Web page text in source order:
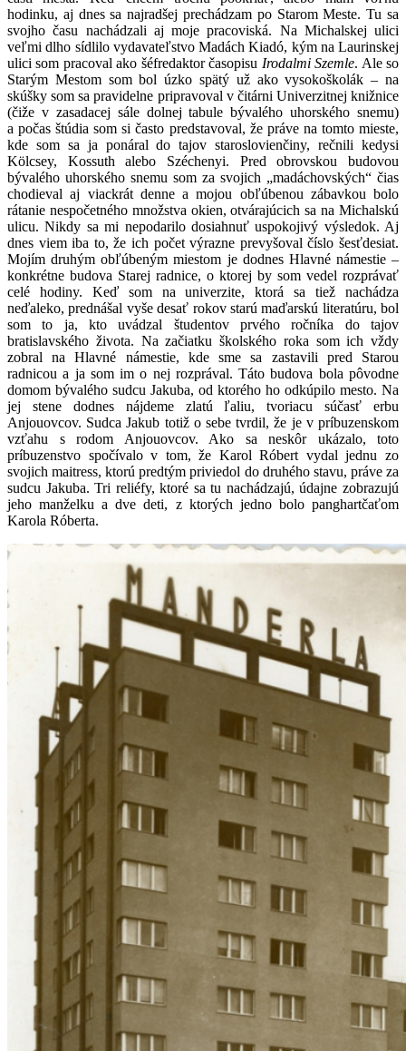
hodinku, aj dnes sa najradšej prechádzam po Starom Meste. Tu sa
svojho času nachádzali aj moje pracoviská. Na Michalskej ulici
veľmi dlho sídlilo vydavateľstvo Madách Kiadó, kým na Laurinskej
ulici som pracoval ako šéfredaktor časopisu Irodalmi Szemle. Ale so
Starým Mestom som bol úzko spätý už ako vysokoškolák – na
skúšky som sa pravidelne pripravoval v čitárni Univerzitnej knižnice
(čiže v zasadacej sále dolnej tabule bývalého uhorského snemu)
a počas štúdia som si často predstavoval, že práve na tomto mieste,
kde som sa ja ponáral do tajov staroslovienčiny, rečnili kedysi
Kölcsey, Kossuth alebo Széchenyi. Pred obrovskou budovou
bývalého uhorského snemu som za svojich „madáchovských“ čias
chodieval aj viackrát denne a mojou obľúbenou zábavkou bolo
rátanie nespočetného množstva okien, otvárajúcich sa na Michalskú
ulicu. Nikdy sa mi nepodarilo dosiahnuť uspokojivý výsledok. Aj
dnes viem iba to, že ich počet výrazne prevyšoval číslo šesťdesiat.
Mojím druhým obľúbeným miestom je dodnes Hlavné námestie –
konkrétne budova Starej radnice, o ktorej by som vedel rozprávať
celé hodiny. Keď som na univerzite, ktorá sa tiež nachádza
neďaleko, prednášal vyše desať rokov starú maďarskú literatúru, bol
som to ja, kto uvádzal študentov prvého ročníka do tajov
bratislavského života. Na začiatku školského roka som ich vždy
zobral na Hlavné námestie, kde sme sa zastavili pred Starou
radnicou a ja som im o nej rozprával. Táto budova bola pôvodne
domom bývalého sudcu Jakuba, od ktorého ho odkúpilo mesto. Na
jej stene dodnes nájdeme zlatú ľaliu, tvoriacu súčasť erbu
Anjouovcov. Sudca Jakub totiž o sebe tvrdil, že je v príbuzenskom
vzťahu s rodom Anjouovcov. Ako sa neskôr ukázalo, toto
príbuzenstvo spočívalo v tom, že Karol Róbert vydal jednu zo
svojich maitress, ktorú predtým priviedol do druhého stavu, práve za
sudcu Jakuba. Tri reliéfy, ktoré sa tu nachádzajú, údajne zobrazujú
jeho manželku a dve deti, z ktorých jedno bolo panghartčaťom
Karola Róberta.